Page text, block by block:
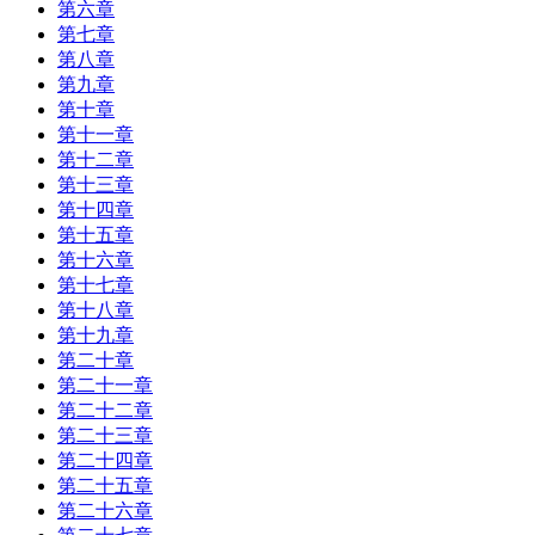
第六章
第七章
第八章
第九章
第十章
第十一章
第十二章
第十三章
第十四章
第十五章
第十六章
第十七章
第十八章
第十九章
第二十章
第二十一章
第二十二章
第二十三章
第二十四章
第二十五章
第二十六章